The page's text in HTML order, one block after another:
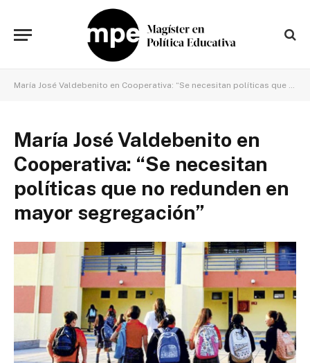
María José Valdebenito en Cooperativa: “Se necesitan políticas que no redunden en mayor segregación”
María José Valdebenito en
Cooperativa: “Se necesitan
políticas que no redunden en
mayor segregación”